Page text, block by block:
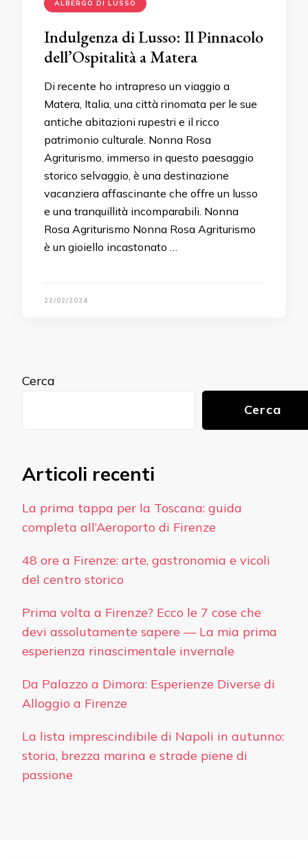
ALBERGO DI LUSSO
Indulgenza di Lusso: Il Pinnacolo
dell’Ospitalità a Matera
Di recente ho intrapreso un viaggio a
Matera, Italia, una città rinomata per le sue
antiche abitazioni rupestri e il ricco
patrimonio culturale. Nonna Rosa
Agriturismo, immerso in questo paesaggio
storico selvaggio, è una destinazione
vacanziera affascinante che offre un lusso
e una tranquillità incomparabili. Nonna
Rosa Agriturismo Nonna Rosa Agriturismo
è un gioiello incastonato …
22/02/2024
Cerca
Cerca
Articoli recenti
La prima tappa per la Toscana: guida
completa all’Aeroporto di Firenze
48 ore a Firenze: arte, gastronomia e vicoli
del centro storico
Prima volta a Firenze? Ecco le 7 cose che
devi assolutamente sapere — La mia prima
esperienza rinascimentale invernale
Da Palazzo a Dimora: Esperienze Diverse di
Alloggio a Firenze
La lista imprescindibile di Napoli in autunno:
storia, brezza marina e strade piene di
passione